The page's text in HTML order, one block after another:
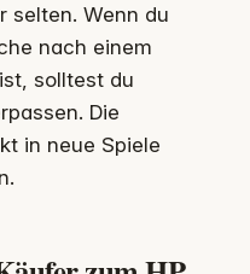
selten. Wenn du
nach einem
solltest du
Die
in neue Spiele